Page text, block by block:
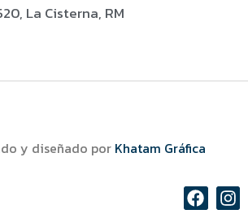
La Cisterna, RM
y diseñado por Khatam Gráfica